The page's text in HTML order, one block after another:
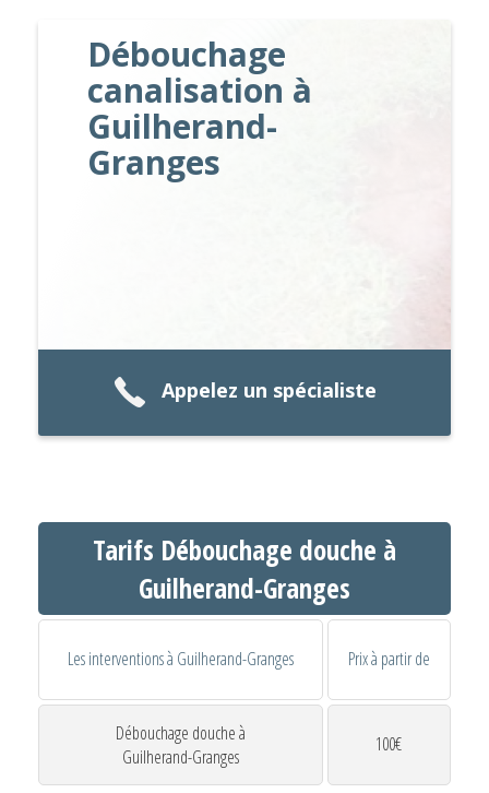
Débouchage
canalisation à
Guilherand-
Granges
Appelez un spécialiste
Tarifs Débouchage douche à
Guilherand-Granges
Les interventions à Guilherand-Granges Prix à partir de
Débouchage douche à
Guilherand-Granges
100€